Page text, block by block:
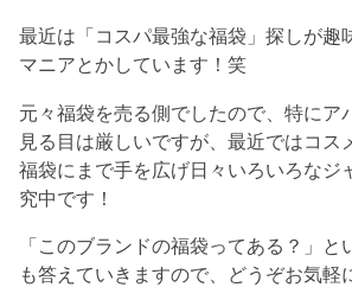
最近は「コスパ最強な福袋」探しが趣
マニアとかしています！笑
元々福袋を売る側でしたので、特にア
見る目は厳しいですが、最近ではコス
福袋にまで手を広げ日々いろいろなジ
究中です！
「このブランドの福袋ってある？」と
も答えていきますので、どうぞお気軽